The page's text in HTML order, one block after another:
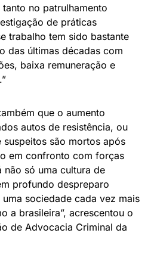
no patrulhamento
de práticas
trabalho tem sido bastante
das últimas décadas com
baixa remuneração e
que o aumento
autos de resistência, ou
suspeitos são mortos após
em confronto com forças
não só uma cultura de
profundo despreparo
sociedade cada vez mais
a brasileira”, acrescentou o
de Advocacia Criminal da